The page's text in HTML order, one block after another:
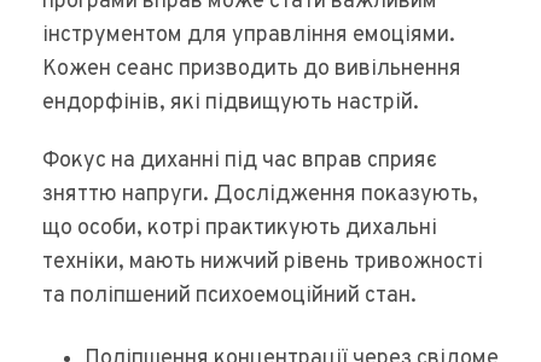
інструментом для управління емоціями.
Кожен сеанс призводить до вивільнення
ендорфінів, які підвищують настрій.
Фокус на диханні під час вправ сприяє
зняттю напруги. Дослідження показують,
що особи, котрі практикують дихальні
техніки, мають нижчий рівень тривожності
та поліпшений психоемоційний стан.